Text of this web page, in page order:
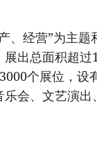
、经营”为主题
出总面积超
个展位，设
乐会、文艺演